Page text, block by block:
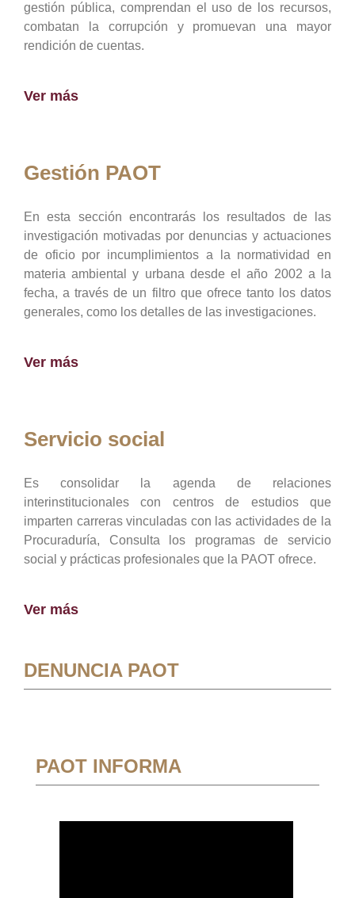
gestión pública, comprendan el uso de los recursos,
combatan la corrupción y promuevan una mayor
rendición de cuentas.
Ver más
Gestión PAOT
En esta sección encontrarás los resultados de las
investigación motivadas por denuncias y actuaciones
de oficio por incumplimientos a la normatividad en
materia ambiental y urbana desde el año 2002 a la
fecha, a través de un filtro que ofrece tanto los datos
generales, como los detalles de las investigaciones.
Ver más
Servicio social
Es consolidar la agenda de relaciones
interinstitucionales con centros de estudios que
imparten carreras vinculadas con las actividades de la
Procuraduría, Consulta los programas de servicio
social y prácticas profesionales que la PAOT ofrece.
Ver más
DENUNCIA PAOT
PAOT INFORMA